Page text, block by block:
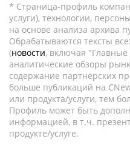
* Страница-профиль
услуги), технологии,
на основе анализа архива
Обрабатываются тексты
(новости, включая "Главные
аналитические обзоры
содержание партнёрских
больше публикаций на
или продукта/услуги, тем
Профиль может быть
информацией, в т.ч.
продукте/услуге.